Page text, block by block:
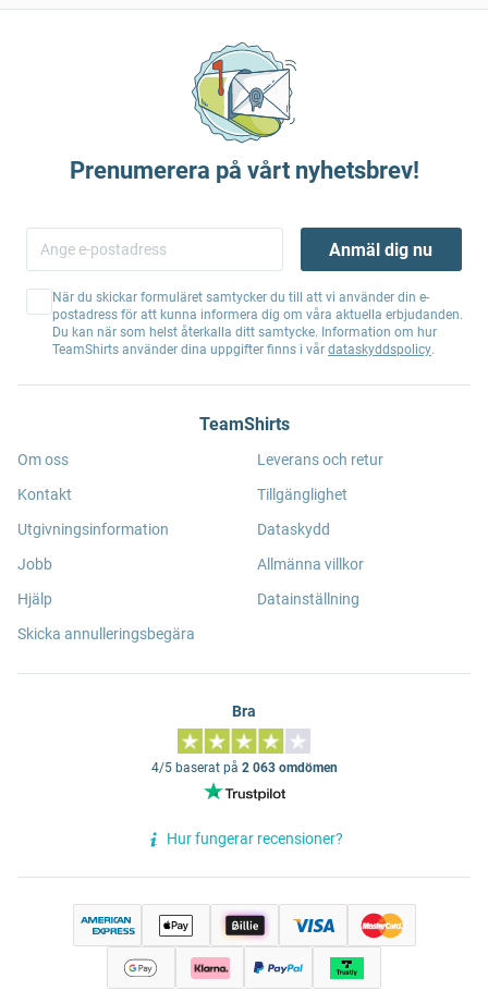
Prenumerera på vårt nyhetsbrev!
Anmäl dig nu
När du skickar formuläret samtycker du till att vi använder din e-
postadress för att kunna informera dig om våra aktuella erbjudanden.
Du kan när som helst återkalla ditt samtycke. Information om hur
TeamShirts använder dina uppgifter finns i vår dataskyddspolicy.
TeamShirts
Om oss
Kontakt
Utgivningsinformation
Jobb
Hjälp
Skicka annulleringsbegära
Leverans och retur
Tillgänglighet
Dataskydd
Allmänna villkor
Datainställning
Bra
4/5 baserat på 2 063 omdömen
Hur fungerar recensioner?